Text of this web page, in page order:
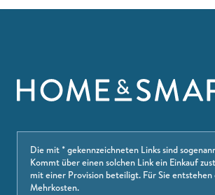
Die mit * gekennzeichneten Links sind
Kommt über einen solchen Link ein Einkauf
mit einer Provision beteiligt. Für Sie entstehen
Mehrkosten.